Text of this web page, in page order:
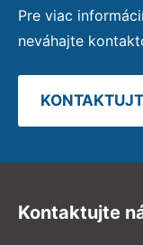
Pre viac
neváhajte
Kontaktujte